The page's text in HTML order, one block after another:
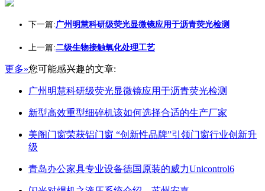
下一篇:广州明慧科研级荧光显微镜应用于沥青荧光检测
上一篇:二级生物接触氧化处理工艺
更多»您可能感兴趣的文章:
广州明慧科研级荧光显微镜应用于沥青荧光检测
新型高效重型细碎机该如何选择合适的生产厂家
美阁门窗荣获铝门窗 “创新性品牌”引领门窗行业创新升
级
青岛办公家具专业设备德国原装的威力Unicontrol6